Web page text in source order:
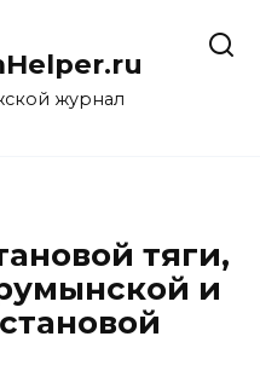
журнал
тяги,
и